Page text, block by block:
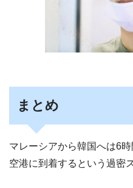
まとめ
マレーシアから韓国へは6
空港に到着するという過密